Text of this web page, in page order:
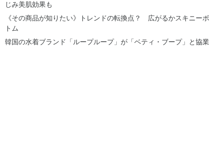
じみ美肌効果も
《その商品が知りたい》トレンドの転換点？ 広がるかスキニーボ
トム
韓国の水着ブランド「ループループ」が「ベティ・ブープ」と協業